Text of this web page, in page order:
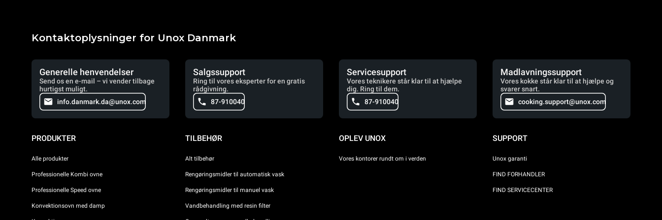
Kontaktoplysninger for Unox Danmark
Generelle henvendelser
Send os en e-mail – vi vender tilbage
hurtigst muligt.
info.danmark.da@unox.com
Salgssupport
Ring til vores eksperter for en gratis
rådgivning.
87-910040
Servicesupport
Vores teknikere står klar til at hjælpe
dig. Ring til dem.
87-910040
Madlavningssupport
Vores kokke står klar til at hjælpe og
svarer snart.
cooking.support@unox.com
PRODUKTER
Alle produkter
Professionelle Kombi ovne
Professionelle Speed ovne
Konvektionsovn med damp
TILBEHØR
Alt tilbehør
Rengøringsmidler til automatisk vask
Rengøringsmidler til manuel vask
Vandbehandling med resin filter
OPLEV UNOX
Vores kontorer rundt om i verden
SUPPORT
Unox garanti
FIND FORHANDLER
FIND SERVICECENTER